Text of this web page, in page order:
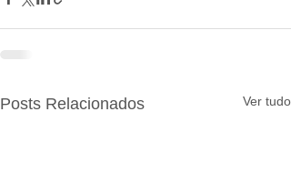
Posts Relacionados Ver tudo